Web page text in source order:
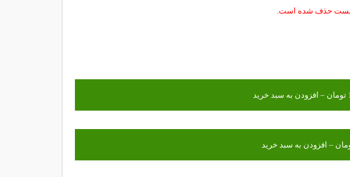
پست حذف شده است.